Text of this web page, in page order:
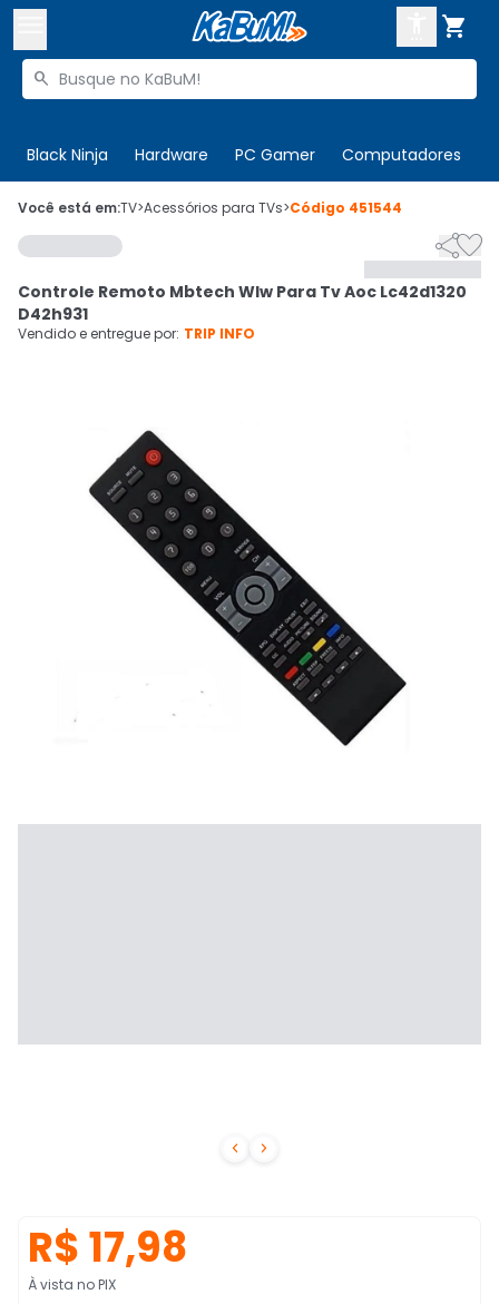

Buscar produtos

Black Ninja Hardware PC Gamer Computadores
 Olá. Acesse sua conta
 Departamentos
Cupons
CADASTRE-SE
Você está em:TV>Acessórios para TVs>Código 451544
 

Controle Remoto Mbtech Wlw Para Tv Aoc Lc42d1320
D42h931
Vendido e entregue por: TRIP INFO
R$ 17,98
À vista no PIX